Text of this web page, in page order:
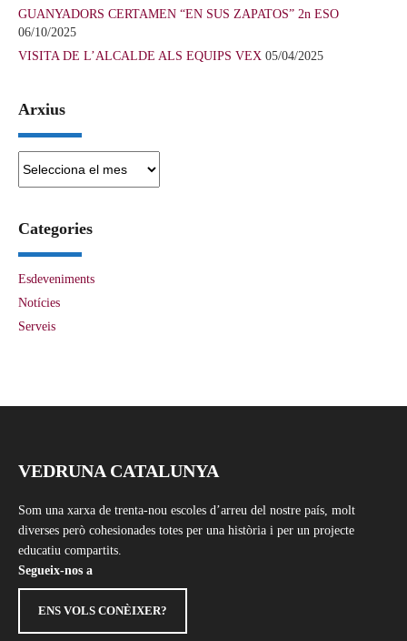
GUANYADORS CERTAMEN “EN SUS ZAPATOS” 2n ESO
06/10/2025
VISITA DE L’ALCALDE ALS EQUIPS VEX 05/04/2025
Arxius
Categories
Esdeveniments
Notícies
Serveis
VEDRUNA CATALUNYA
Som una xarxa de trenta-nou escoles d’arreu del nostre país, molt
diverses però cohesionades totes per una història i per un projecte
educatiu compartits.
Segueix-nos a
ENS VOLS CONÈIXER?